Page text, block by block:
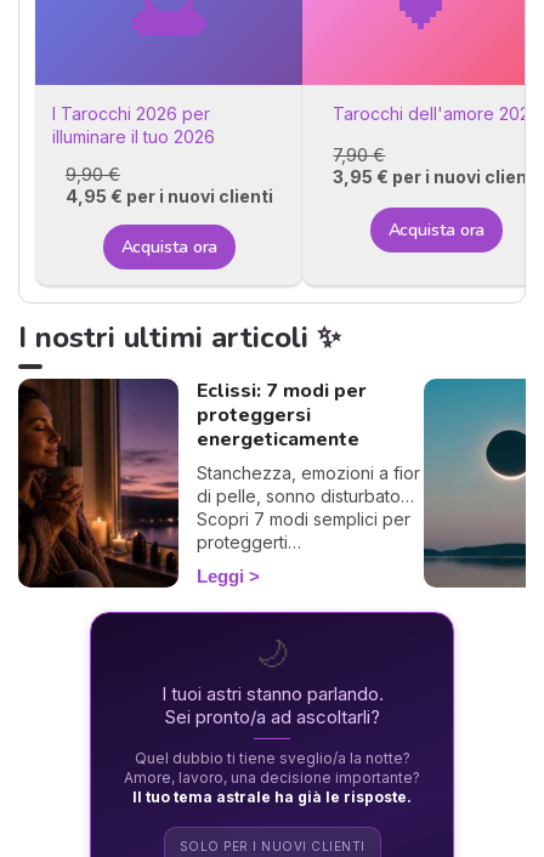
I Tarocchi 2026 per
illuminare il tuo 2026
9,90 €
4,95 € per i nuovi clienti
Acquista ora
Tarocchi dell'amore 2026
7,90 €
3,95 € per i nuovi clienti
Acquista ora
I nostri ultimi articoli ✨
Eclissi: 7 modi per
proteggersi
energeticamente
Stanchezza, emozioni a fior
di pelle, sonno disturbato…
Scopri 7 modi semplici per
proteggerti
energeticamente durante
un'eclissi e viverla con
dolcezza. 🛡️🌒
Leggi
🌙
I tuoi astri stanno parlando.
Sei pronto/a ad ascoltarli?
Quel dubbio ti tiene sveglio/a la notte?
Amore, lavoro, una decisione importante?
Il tuo tema astrale ha già le risposte.
SOLO PER I NUOVI CLIENTI